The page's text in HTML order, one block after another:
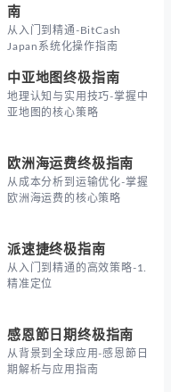
南
从入门到精通-BitCash
Japan系统化操作指南
中亚地图终极指南
地理认知与实用技巧-掌握中
亚地图的核心策略
欧洲海运费终极指南
从成本分析到运输优化-掌握
欧洲海运费的核心策略
派速捷终极指南
从入门到精通的高效策略-1.
精准定位
感恩節日期终极指南
从背景到全球应用-感恩節日
期解析与应用指南